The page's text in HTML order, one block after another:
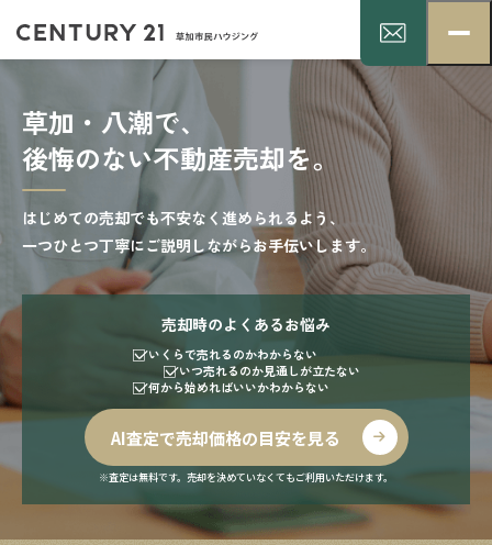
草加・八潮で、
後悔のない不動産売却を。
はじめての売却でも不安なく進められるよう、
一つひとつ丁寧にご説明しながらお手伝いします。
売却時のよくあるお悩み
いくらで売れるのかわからない
いつ売れるのか見通しが立たない
何から始めればいいかわからない
AI査定で売却価格の目安を見る
※査定は無料です。売却を決めていなくてもご利用いただけます。